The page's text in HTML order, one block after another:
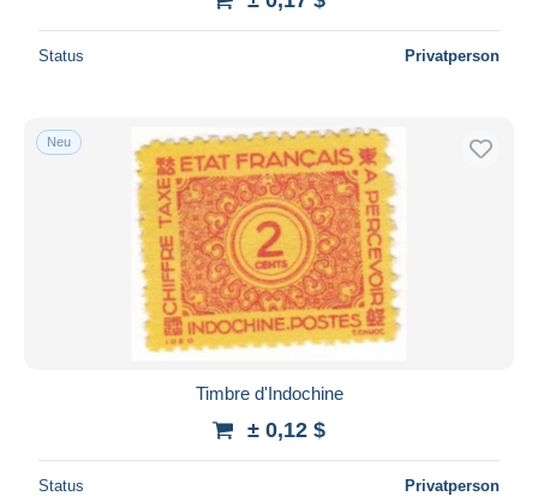
Status Privatperson
Neu
Timbre d'Indochine
± 0,12 $
Status Privatperson